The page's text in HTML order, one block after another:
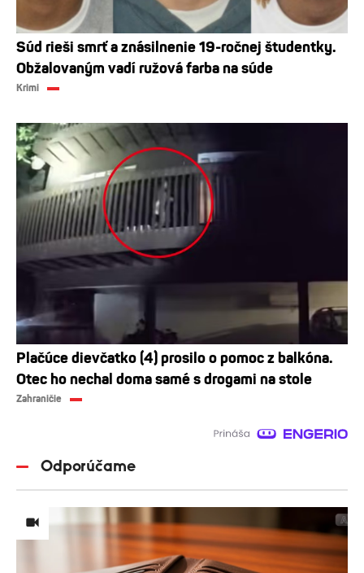
Súd rieši smrť a znásilnenie 19-ročnej študentky.
Obžalovaným vadí ružová farba na súde
Krimi
Plačúce dievčatko (4) prosilo o pomoc z balkóna.
Otec ho nechal doma samé s drogami na stole
Zahraničie
Odporúčame